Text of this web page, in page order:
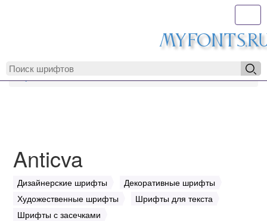
MyFonts.ru
Anticva
Дизайнерские шрифты
Декоративные шрифты
Художественные шрифты
Шрифты для текста
Шрифты с засечками